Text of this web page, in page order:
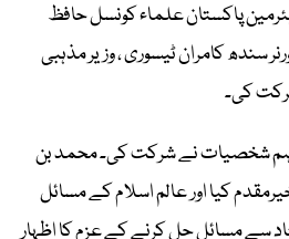
پاکستان علماء کونسل حافظ
سندھ کامران ٹیسوری ، وزیر مذہبی
کی۔
اہم شخصیات نے شرکت کی۔ محمد بن
کیا اور عالم اسلام کے مسائل
سے مسائل حل کرنے کے عزم کا اظہار